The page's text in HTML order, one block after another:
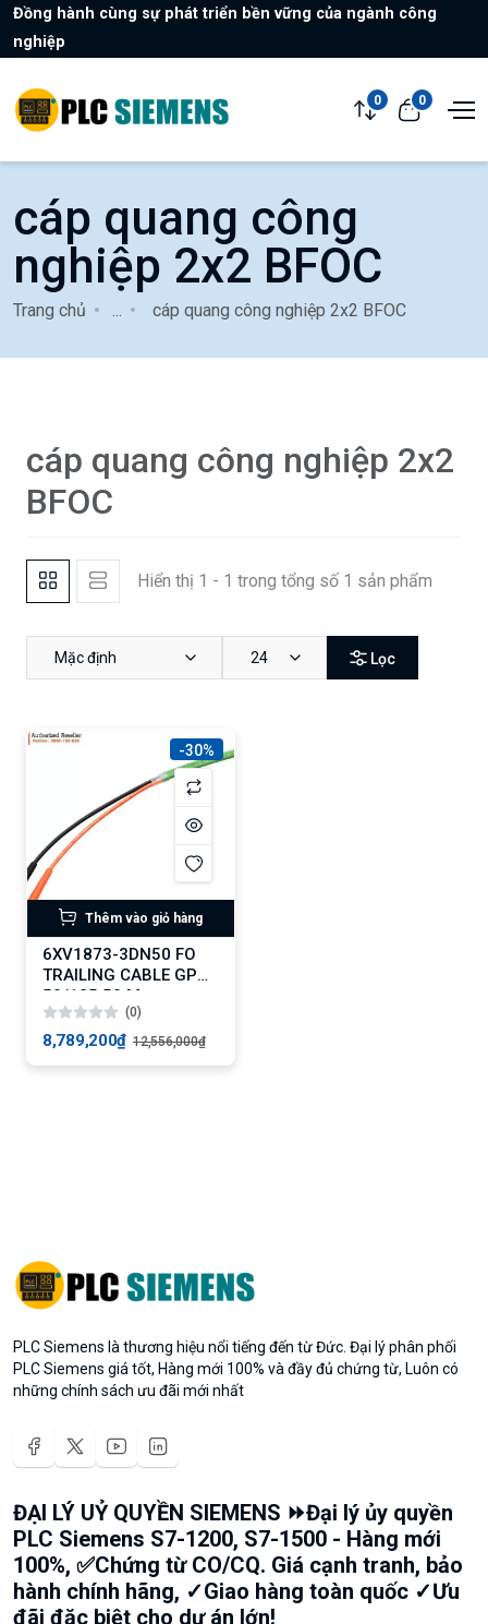
Đồng hành cùng sự phát triển bền vững của ngành công
nghiệp
0 0
cáp quang công
nghiệp 2x2 BFOC
Trang chủ cáp quang công nghiệp 2x2 BFOC
cáp quang công nghiệp 2x2
BFOC
Hiển thị 1 - 1 trong tổng số 1 sản phẩm
Mặc định 24 Lọc
-30%
Thêm vào giỏ hàng
6XV1873-3DN50 FO
TRAILING CABLE GP
50/125 50 M
(0)
8,789,200₫ 12,556,000₫
PLC Siemens là thương hiệu nổi tiếng đến từ Đức. Đại lý phân phối
PLC Siemens giá tốt, Hàng mới 100% và đầy đủ chứng từ, Luôn có
những chính sách ưu đãi mới nhất
ĐẠI LÝ UỶ QUYỀN SIEMENS ⏩Đại lý ủy quyền
PLC Siemens S7-1200, S7-1500 - Hàng mới
100%, ✅Chứng từ CO/CQ. Giá cạnh tranh, bảo
hành chính hãng, ✓Giao hàng toàn quốc ✓Ưu
đãi đặc biệt cho dự án lớn!